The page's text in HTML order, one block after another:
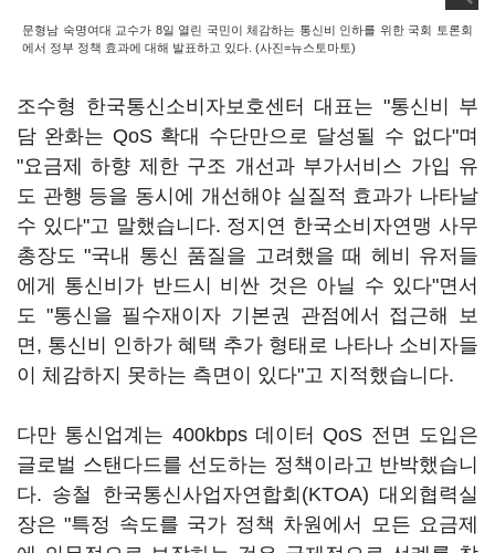
문형남 숙명여대 교수가 8일 열린 국민이 체감하는 통신비 인하를 위한 국회 토론회
에서 정부 정책 효과에 대해 발표하고 있다. (사진=뉴스토마토)
조수형 한국통신소비자보호센터 대표는 "통신비 부
담 완화는 QoS 확대 수단만으로 달성될 수 없다"며
"요금제 하향 제한 구조 개선과 부가서비스 가입 유
도 관행 등을 동시에 개선해야 실질적 효과가 나타날
수 있다"고 말했습니다. 정지연 한국소비자연맹 사무
총장도 "국내 통신 품질을 고려했을 때 헤비 유저들
에게 통신비가 반드시 비싼 것은 아닐 수 있다"면서
도 "통신을 필수재이자 기본권 관점에서 접근해 보
면, 통신비 인하가 혜택 추가 형태로 나타나 소비자들
이 체감하지 못하는 측면이 있다"고 지적했습니다.
다만 통신업계는 400kbps 데이터 QoS 전면 도입은
글로벌 스탠다드를 선도하는 정책이라고 반박했습니
다. 송철 한국통신사업자연합회(KTOA) 대외협력실
장은 "특정 속도를 국가 정책 차원에서 모든 요금제